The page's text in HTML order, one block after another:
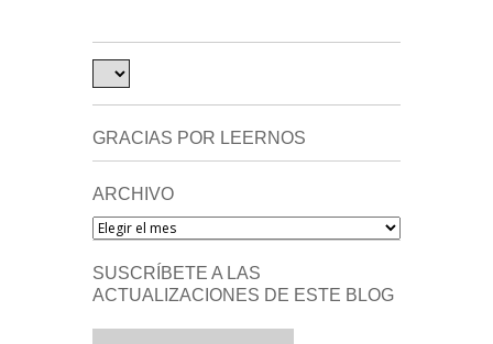
GRACIAS POR LEERNOS
ARCHIVO
Archivo
SUSCRÍBETE A LAS
ACTUALIZACIONES DE ESTE BLOG